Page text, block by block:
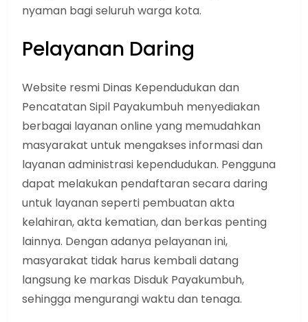
nyaman bagi seluruh warga kota.
Pelayanan Daring
Website resmi Dinas Kependudukan dan
Pencatatan Sipil Payakumbuh menyediakan
berbagai layanan online yang memudahkan
masyarakat untuk mengakses informasi dan
layanan administrasi kependudukan. Pengguna
dapat melakukan pendaftaran secara daring
untuk layanan seperti pembuatan akta
kelahiran, akta kematian, dan berkas penting
lainnya. Dengan adanya pelayanan ini,
masyarakat tidak harus kembali datang
langsung ke markas Disduk Payakumbuh,
sehingga mengurangi waktu dan tenaga.